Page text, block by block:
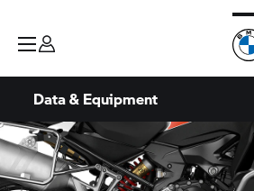
Data & Equipment